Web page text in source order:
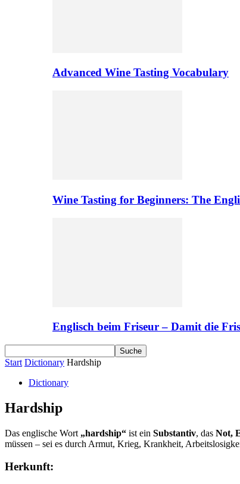
Advanced Wine Tasting Vocabulary
Wine Tasting for Beginners: The
Englisch beim Friseur – Damit die
Start Dictionary Hardship
Dictionary
Hardship
Das englische Wort „hardship“ ist ein Substantiv, das Not,
müssen – sei es durch Armut, Krieg, Krankheit,
Herkunft: